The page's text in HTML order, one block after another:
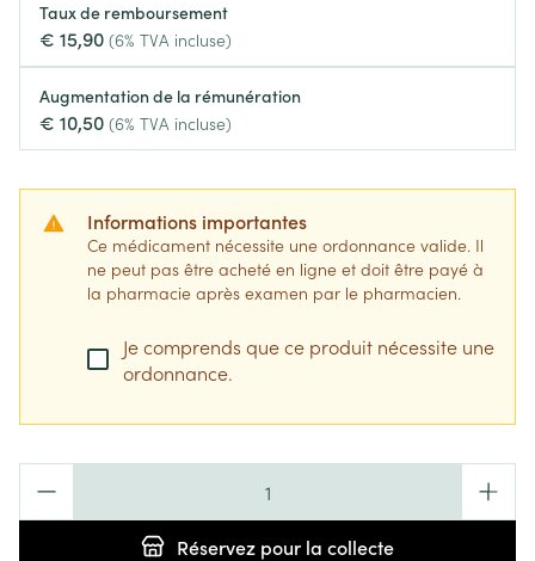
Taux de remboursement
€ 15,90 (6% TVA incluse)
Augmentation de la rémunération
€ 10,50 (6% TVA incluse)
Informations importantes
Ce médicament nécessite une ordonnance valide. Il
ne peut pas être acheté en ligne et doit être payé à
la pharmacie après examen par le pharmacien.
Je comprends que ce produit nécessite une
ordonnance.
Réservez pour la collecte